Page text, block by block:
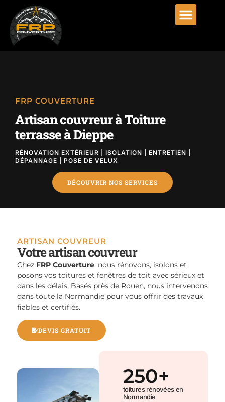
FRP COUVERTURE
Artisan couvreur à Toiture
terrasse à Dieppe
RÉNOVATION EXTÉRIEUR | ISOLATION | ENTRETIEN |
DÉPANNAGE | POSE DE VELUX
DÉCOUVRIR NOS SERVICES
toitures rénovées en
Normandie
250+
ARTISAN COUVREUR
Votre artisan couvreur
Chez FRP Couverture, nous rénovons, isolons et
posons vos toitures et fenêtres de toit avec sérieux et
dans les délais. Basés près de Rouen, nous intervenons
dans toute la Normandie pour vous offrir des travaux
fiables et certifiés.
DEVIS GRATUIT